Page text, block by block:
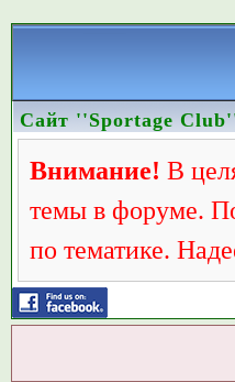
Сайт ''Sportage
Внимание! В
темы в форуме.
по тематике.